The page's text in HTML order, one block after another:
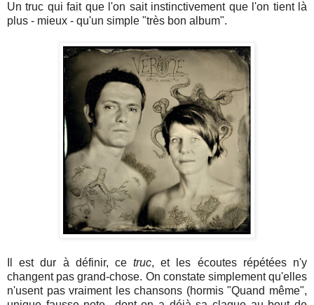
Un truc qui fait que l'on sait instinctivement que l'on tient là
plus - mieux - qu'un simple "très bon album".
Il est dur à définir, cetruc, et les écoutes répétées n'y
changent pas grand-chose. On constate simplement qu'elles
n'usent pas vraiment les chansons (hormis "Quand même",